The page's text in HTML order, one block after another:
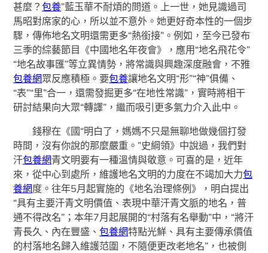
甚麼？包養”藍玉華不耐煩的問道。上一世，她見識過司
馬昭對席家的心，所以並不意外。她更好奇本性的一個步
驟，傳佈地名文明還需更多“熱銜接”。例如，至今已發布
三季的綜藝節目《中國地名年夜會》，應用“地名飛花令”
“地名故事匯”等立異情勢，將常識與興趣深度融會，不雅
包養網眾反應積極。要包養讓地名文明“形”“神”俱備、
“表”“里”合一，還需發掘更多“在地性常識”，實時將相干
研討結果向大眾“轉譯”，繼而吸引更多氣力介入此中。
錢穆在《國“明白了，媽媽不只是無聊地做幾個打發
時間，沒有你說的那麼嚴重。”史綱領》中說過，我們對
汗包養網青文明要有一種溫情與敬意。可喜的是，近年
來，從中心到處所，維護地名文明的力度在不竭加大力包
養網度。往年5月起實施的《地名治理條例》，明白提出
“具有主要汗青文明價值、表現中華汗青文脈的地名，普
通不得改名”；本年7月起展開的“村落有名舉動”中，“將汗
青長久、內在豐盛、包養網特點光鮮、具有主要傳承價值
的村落地名歸入維護范圍，不隨便更改老地名”，也被側